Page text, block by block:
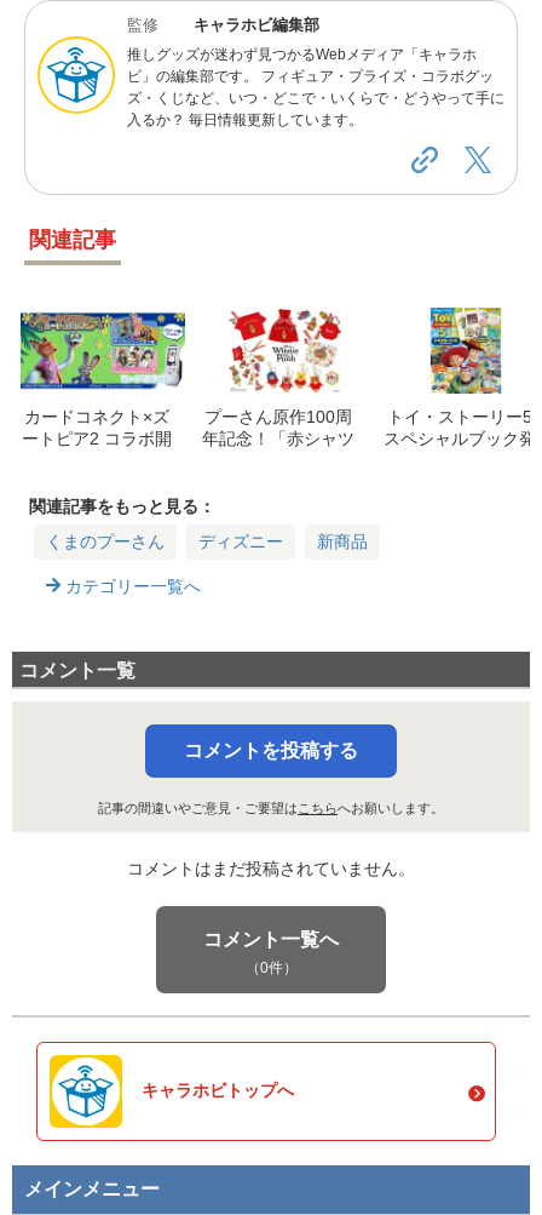
監修 キャラホビ編集部
推しグッズが迷わず見つかるWebメディア「キャラホ
ビ」の編集部です。 フィギュア・プライズ・コラボグッ
ズ・くじなど、いつ・どこで・いくらで・どうやって手に
入るか？ 毎日情報更新しています。
関連記事
カードコネクト×ズ
ートピア2 コラボ開
ン紹介
プーさん原作100周
年記念！「赤シャツ
トイ・ストーリー5
スペシャルブック発
関連記事をもっと見る：
くまのプーさん
ディズニー 新商品
カテゴリー一覧へ
コメント一覧
コメントを投稿する
記事の間違いやご意見・ご要望は こちらへお願いします。
コメントはまだ投稿されていません。
コメント一覧へ
（0件）
キャラホビトップへ
メインメニュー